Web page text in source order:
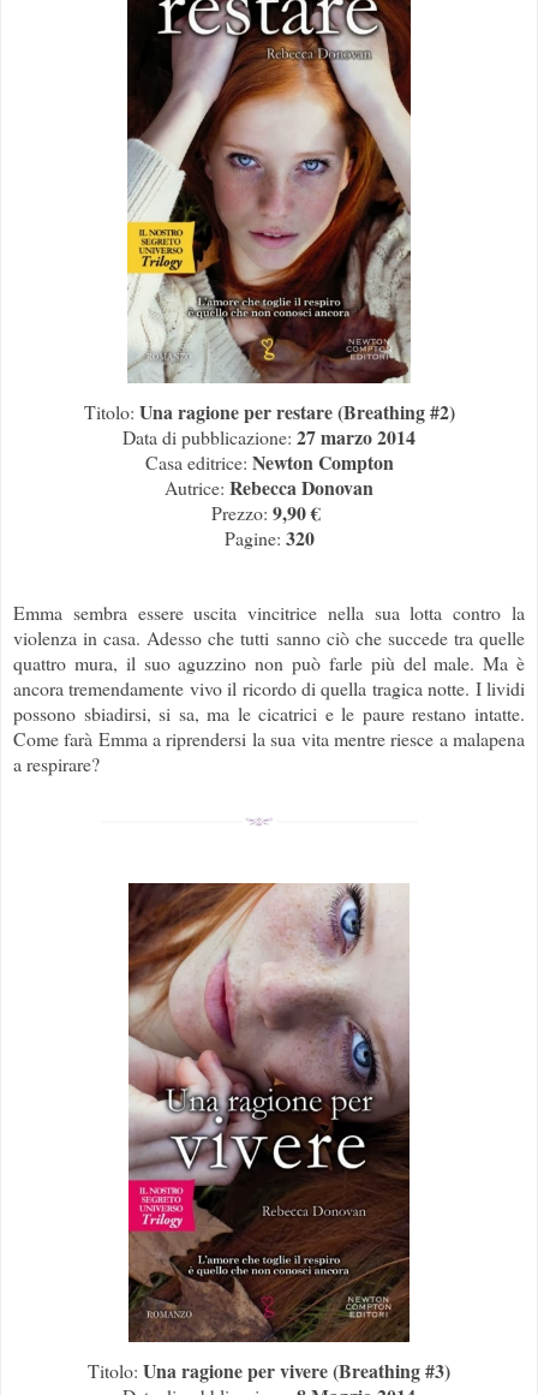
Titolo: Una ragione per restare (Breathing #2)
Data di pubblicazione: 27 marzo 2014
Casa editrice: Newton Compton
Autrice: Rebecca Donovan
Prezzo: 9,90 €
Pagine: 320
Emma sembra essere uscita vincitrice nella sua lotta contro la
violenza in casa. Adesso che tutti sanno ciò che succede tra quelle
quattro mura, il suo aguzzino non può farle più del male. Ma è
ancora tremendamente vivo il ricordo di quella tragica notte. I lividi
possono sbiadirsi, si sa, ma le cicatrici e le paure restano intatte.
Come farà Emma a riprendersi la sua vita mentre riesce a malapena
a respirare?
Titolo: Una ragione per vivere (Breathing #3)